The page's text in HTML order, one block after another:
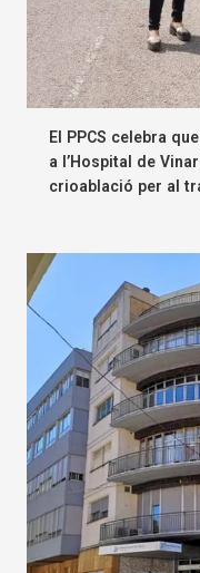
El PPCS celebra
a l’Hospital de
crioablació per al